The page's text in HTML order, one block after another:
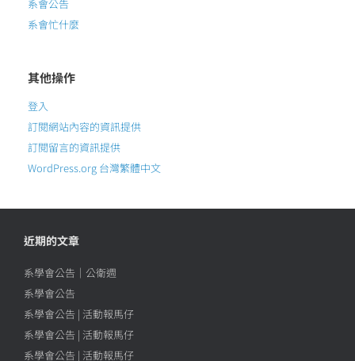
系會公告
系會忙什麼
其他操作
登入
訂閱網站內容的資訊提供
訂閱留言的資訊提供
WordPress.org 台灣繁體中文
近期的文章
系學會公告｜公衛週
系學會公告
系學會公告 | 活動報馬仔
系學會公告 | 活動報馬仔
系學會公告 | 活動報馬仔